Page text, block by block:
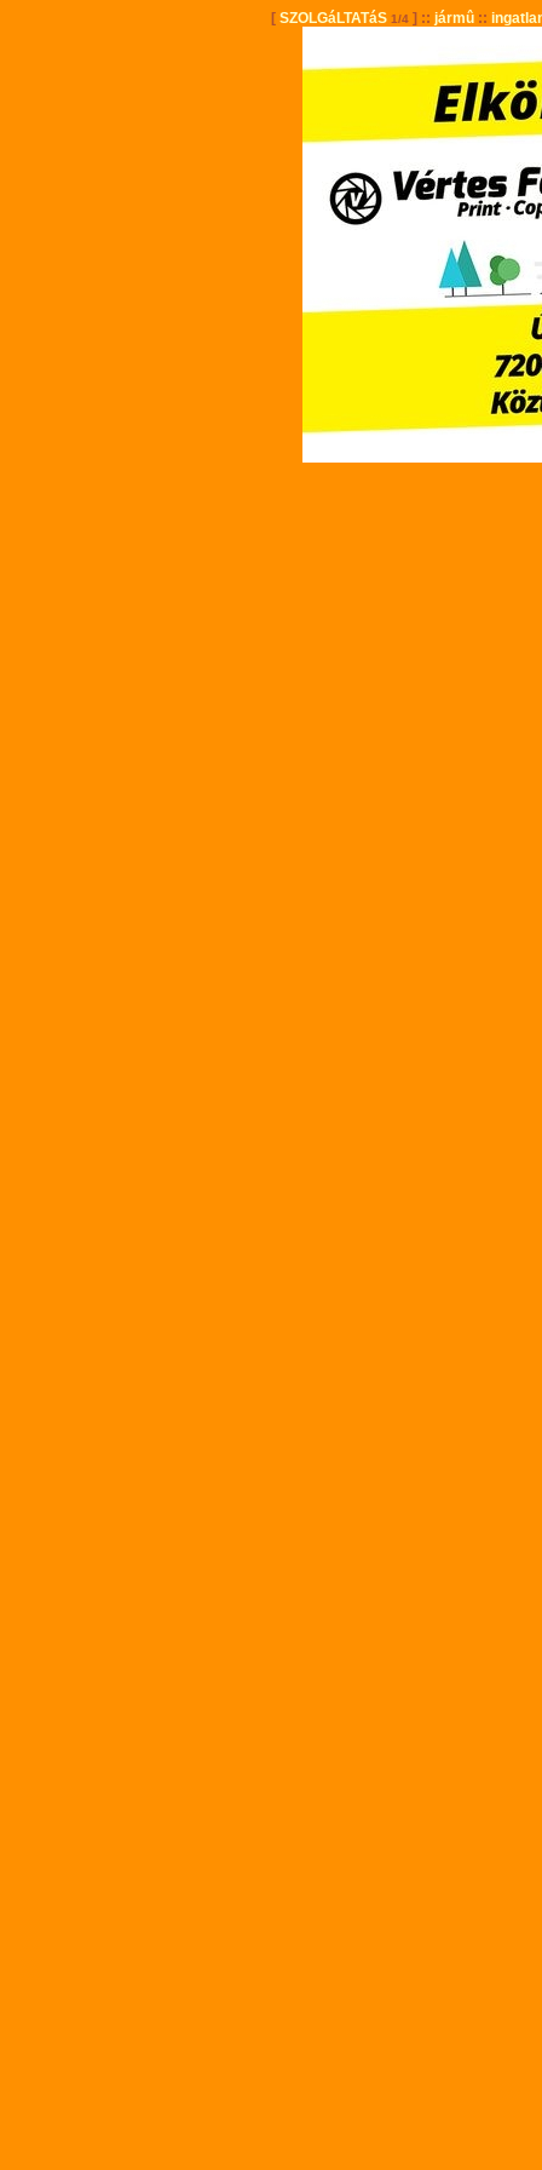
[ SZOLGáLTATáS 1/4] :: jármû::